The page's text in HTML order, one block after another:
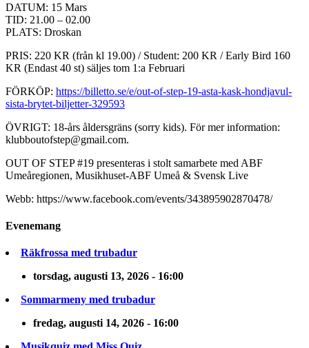
DATUM: 15 Mars
TID: 21.00 – 02.00
PLATS: Droskan
PRIS: 220 KR (från kl 19.00) / Student: 200 KR / Early Bird 160
KR (Endast 40 st) säljes tom 1:a Februari
FÖRKÖP: https://billetto.se/e/out-of-step-19-asta-kask-hondjavul-
sista-brytet-biljetter-329593
ÖVRIGT: 18-års åldersgräns (sorry kids). För mer information:
klubboutofstep@gmail.com.
OUT OF STEP #19 presenteras i stolt samarbete med ABF
Umeåregionen, Musikhuset-ABF Umeå & Svensk Live
Webb: https://www.facebook.com/events/343895902870478/
Evenemang
Räkfrossa med trubadur
torsdag, augusti 13, 2026 - 16:00
Sommarmeny med trubadur
fredag, augusti 14, 2026 - 16:00